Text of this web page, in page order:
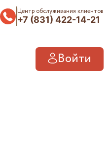
Центр обслуживания клиентов
+7 (831) 422-14-21
Войти